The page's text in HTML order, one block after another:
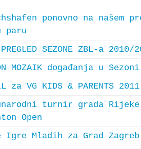
ponovno na našem
paru
SEZONE ZBL-a 2010/
MOZAIK događanja u
za VG KIDS & PARENTS 2011
turnir grada
Open
Igre Mladih za Grad